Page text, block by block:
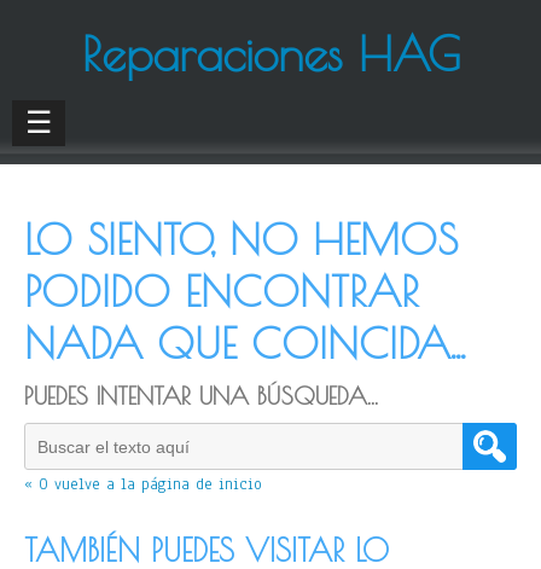
Reparaciones HAG
☰
LO SIENTO, NO HEMOS
PODIDO ENCONTRAR
NADA QUE COINCIDA...
PUEDES INTENTAR UNA BÚSQUEDA...
« O vuelve a la página de inicio
TAMBIÉN PUEDES VISITAR LO